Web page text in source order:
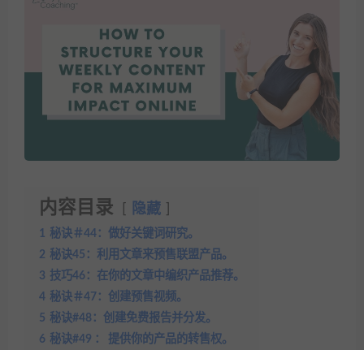
内容目录 隐藏
1 秘诀＃44：做好关键词研究。
2 秘诀45：利用文章来预售联盟产品。
3 技巧46：在你的文章中编织产品推荐。
4 秘诀＃47：创建预售视频。
5 秘诀#48：创建免费报告并分发。
6 秘诀#49 ： 提供你的产品的转售权。